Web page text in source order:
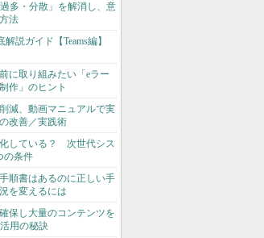
多・分散」を解消し、意
法
解説ガイド【Teams編】
に取り組みたい「eラー
作」のヒント
減、動画マニュアルで実
改善／実践術
している？ 次世代シス
の条件
順書はあるのに正しい手
を変えるには
保し大量のコンテンツを
用の秘訣